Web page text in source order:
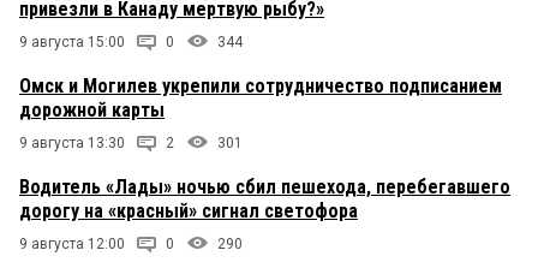
привезли в Канаду мертвую рыбу?»
9 августа 15:00 0 344
Омск и Могилев укрепили сотрудничество подписанием
дорожной карты
9 августа 13:30 2 301
Водитель «Лады» ночью сбил пешехода, перебегавшего
дорогу на «красный» сигнал светофора
9 августа 12:00 0 290